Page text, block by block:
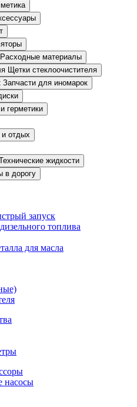
Расходные материалы
Щетки стеклоочистителя
Запчасти для иномарок
герметики
отдых
жидкости
в дорогу
запуск
топлива
для масла
насосы